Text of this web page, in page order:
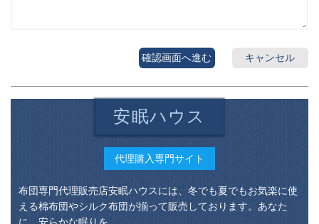
キャンセル
確認画面へ進む
安眠ハウス
代理購入専門サイト
布団専門代理販売店安眠ハウスには、冬でも夏でもお気楽に使
える棉布団やシルク布団が揃って販売しております。あなた
に、安らかな眠りを。